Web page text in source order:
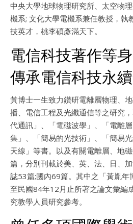
中央大學地球物理研究所、太空物
機系; 文化大學電機系兼任教授，執
技英才，桃李碩彥滿天下。
電信科技著作等
傳承電信科技永
黃博士一生致力鑽研電離層物理、
播、電信工程及光纖通信等之研究
代通訊」、「電磁波學」、「電離
集」、「簡易的光技術」、「簡易
天線」等書。以及有關電離層、地
篇，分別刊載於美、英、法、日、
誌53篇;國內69篇。其中之「黃胤年
至民國84年12月止所著之論文彙編
究教學人員研究參考。